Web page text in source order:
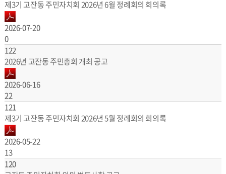
제3기 고잔동 주민자치회 2026년 6월 정례회의 회의록
2026-07-20
0
122
2026년 고잔동 주민총회 개최 공고
2026-06-16
22
121
제3기 고잔동 주민자치회 2026년 5월 정례회의 회의록
2026-05-22
13
120